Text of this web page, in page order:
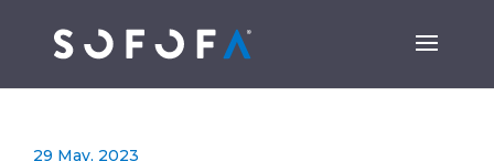
29 May, 2023